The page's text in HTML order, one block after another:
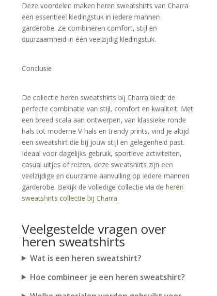
Deze voordelen maken heren sweatshirts van Charra
een essentieel kledingstuk in iedere mannen
garderobe. Ze combineren comfort, stijl en
duurzaamheid in één veelzijdig kledingstuk.
Conclusie
De collectie heren sweatshirts bij Charra biedt de
perfecte combinatie van stijl, comfort en kwaliteit. Met
een breed scala aan ontwerpen, van klassieke ronde
hals tot moderne V-hals en trendy prints, vind je altijd
een sweatshirt die bij jouw stijl en gelegenheid past.
Ideaal voor dagelijks gebruik, sportieve activiteiten,
casual uitjes of reizen, deze sweatshirts zijn een
veelzijdige en duurzame aanvulling op iedere mannen
garderobe. Bekijk de volledige collectie via de heren
sweatshirts collectie bij Charra.
Veelgestelde vragen over
heren sweatshirts
Wat is een heren sweatshirt?
Hoe combineer je een heren sweatshirt?